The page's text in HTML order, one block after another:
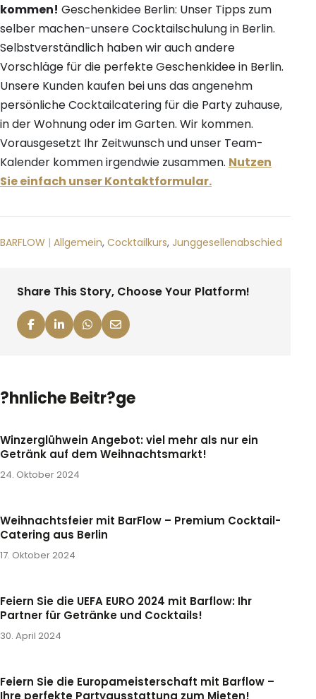
kommen! Geschenkidee Berlin: Unser Tipps zum
selber machen-unsere Cocktailschulung in Berlin.
Selbstverständlich haben wir auch andere
Vorschläge für die perfekte Geschenkidee in Berlin.
Unsere Kunden kaufen bei uns das angenehm
persönliche Cocktailcatering für die Party zuhause,
in der Wohnung oder im Garten. Wir kommen.
Vorausgesetzt Ihr Zeitwunsch und unser Team-
Kalender kommen irgendwie zusammen. Nutzen
Sie einfach unser Kontaktformular.
BARFLOW | Allgemein, Cocktailkurs, Junggesellenabschied
Share This Story, Choose Your Platform!
Facebook
LinkedinWhatsapp
Email
?hnliche Beitr?ge
Winzerglühwein Angebot: viel mehr als nur ein
Getränk auf dem Weihnachtsmarkt!
24. Oktober 2024
Weihnachtsfeier mit BarFlow – Premium Cocktail-
Catering aus Berlin
17. Oktober 2024
Feiern Sie die UEFA EURO 2024 mit Barflow: Ihr
Partner für Getränke und Cocktails!
30. April 2024
Feiern Sie die Europameisterschaft mit Barflow –
Ihre perfekte Partyausstattung zum Mieten!